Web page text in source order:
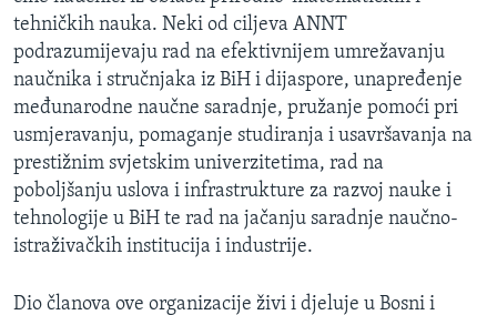
tehničkih nauka. Neki od ciljeva ANNT
podrazumijevaju rad na efektivnijem umrežavanju
naučnika i stručnjaka iz BiH i dijaspore, unapređenje
međunarodne naučne saradnje, pružanje pomoći pri
usmjeravanju, pomaganje studiranja i usavršavanja na
prestižnim svjetskim univerzitetima, rad na
poboljšanju uslova i infrastrukture za razvoj nauke i
tehnologije u BiH te rad na jačanju saradnje naučno-
istraživačkih institucija i industrije.
Dio članova ove organizacije živi i djeluje u Bosni i